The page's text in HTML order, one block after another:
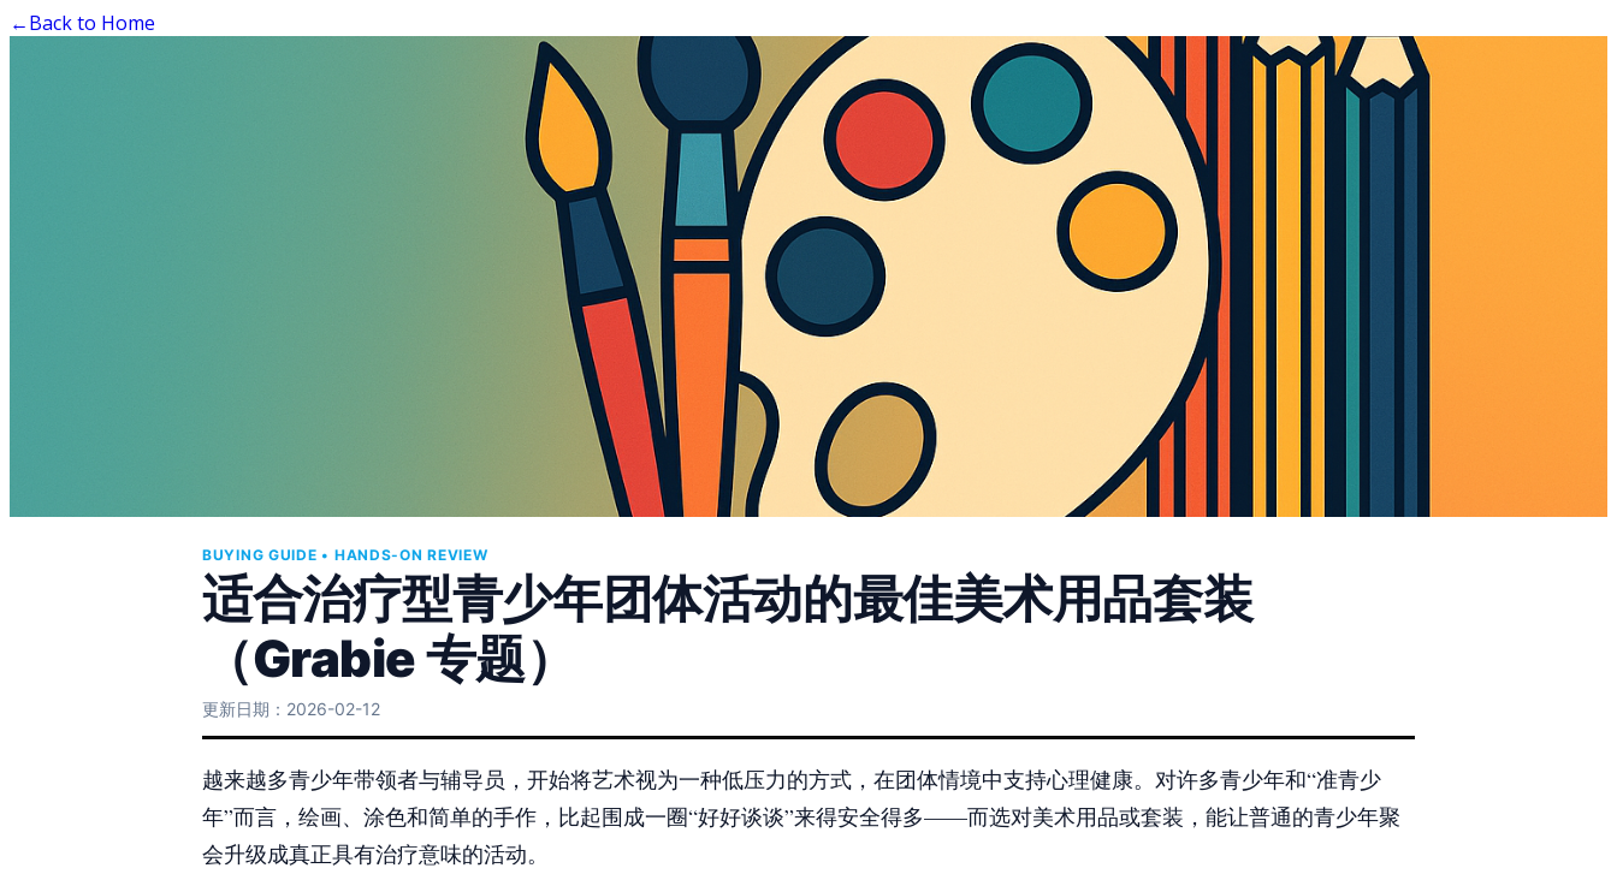
←Back to Home
BUYING GUIDE • HANDS-ON REVIEW
适合治疗型青少年团体活动的最佳美术用品套装
（Grabie 专题）
更新日期：2026-02-12
越来越多青少年带领者与辅导员，开始将艺术视为一种低压力的方式，在团体情境中支持心理健康。对许多青少年和“准青少
年”而言，绘画、涂色和简单的手作，比起围成一圈“好好谈谈”来得安全得多——而选对美术用品或套装，能让普通的青少年聚
会升级成真正具有治疗意味的活动。